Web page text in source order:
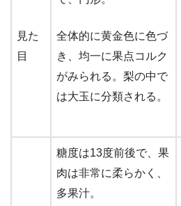
見た
目
全体的に黄金色に色づ
き、均一に果点コルク
がみられる。梨の中で
は大玉に分類される。
糖度は13度前後で、果
肉は非常に柔らかく、
多果汁。